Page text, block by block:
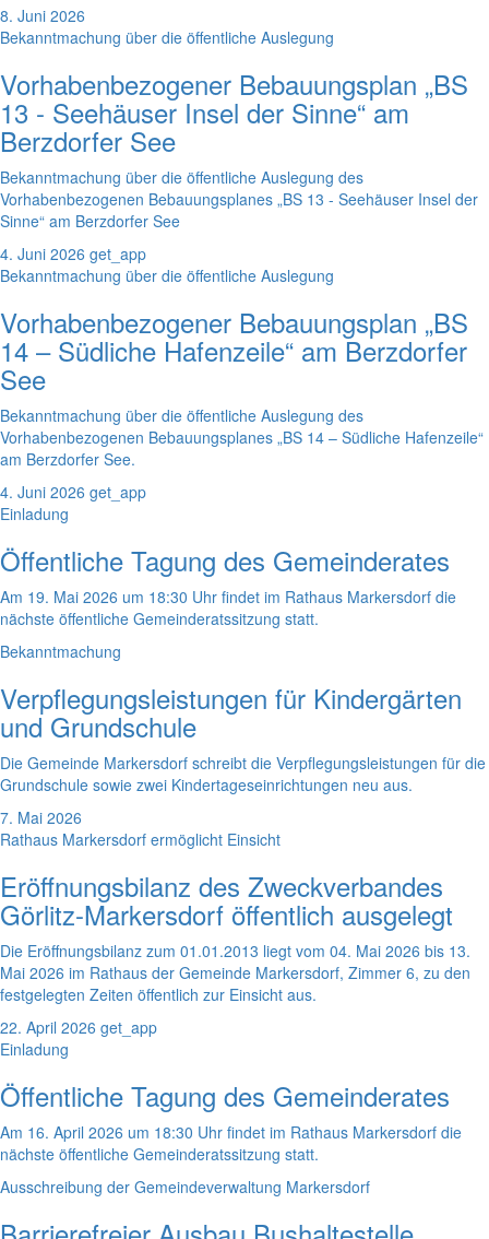
8. Juni 2026
Bekanntmachung über die öffentliche Auslegung
Vorhabenbezogener Bebauungsplan „BS
13 - Seehäuser Insel der Sinne“ am
Berzdorfer See
Bekanntmachung über die öffentliche Auslegung des
Vorhabenbezogenen Bebauungsplanes „BS 13 - Seehäuser Insel der
Sinne“ am Berzdorfer See
4. Juni 2026 get_app
Bekanntmachung über die öffentliche Auslegung
Vorhabenbezogener Bebauungsplan „BS
14 – Südliche Hafenzeile“ am Berzdorfer
See
Bekanntmachung über die öffentliche Auslegung des
Vorhabenbezogenen Bebauungsplanes „BS 14 – Südliche Hafenzeile“
am Berzdorfer See.
4. Juni 2026 get_app
Einladung
Öffentliche Tagung des Gemeinderates
Am 19. Mai 2026 um 18:30 Uhr findet im Rathaus Markersdorf die
nächste öffentliche Gemeinderatssitzung statt.
Bekanntmachung
Verpflegungsleistungen für Kindergärten
und Grundschule
Die Gemeinde Markersdorf schreibt die Verpflegungsleistungen für die
Grundschule sowie zwei Kindertageseinrichtungen neu aus.
7. Mai 2026
Rathaus Markersdorf ermöglicht Einsicht
Eröffnungsbilanz des Zweckverbandes
Görlitz-Markersdorf öffentlich ausgelegt
Die Eröffnungsbilanz zum 01.01.2013 liegt vom 04. Mai 2026 bis 13.
Mai 2026 im Rathaus der Gemeinde Markersdorf, Zimmer 6, zu den
festgelegten Zeiten öffentlich zur Einsicht aus.
22. April 2026 get_app
Einladung
Öffentliche Tagung des Gemeinderates
Am 16. April 2026 um 18:30 Uhr findet im Rathaus Markersdorf die
nächste öffentliche Gemeinderatssitzung statt.
Ausschreibung der Gemeindeverwaltung Markersdorf